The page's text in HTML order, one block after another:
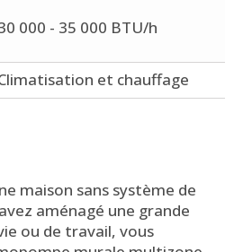
000 - 35 000 BTU/h
et chauffage
maison sans système de
aménagé une grande
ou de travail, vous